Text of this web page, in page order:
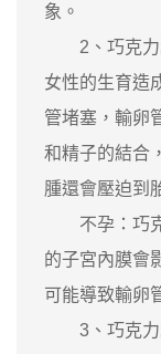
象。
2、巧克力
女性的生育造
管堵塞，輸卵
和精子的結合
腫還會壓迫到
不孕：巧克
的子宮內膜會
可能導致輸卵
3、巧克力